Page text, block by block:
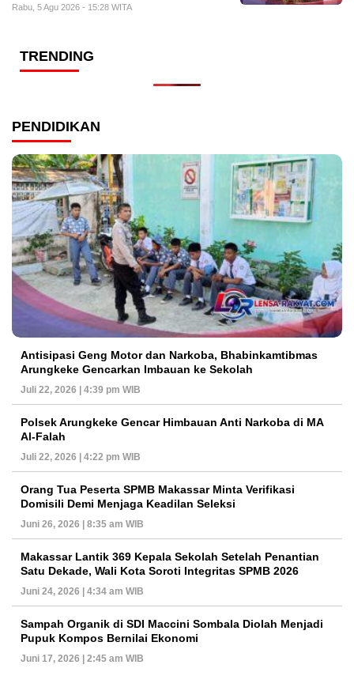
Rabu, 5 Agu 2026 - 15:28 WITA
TRENDING
PENDIDIKAN
Antisipasi Geng Motor dan Narkoba, Bhabinkamtibmas
Arungkeke Gencarkan Imbauan ke Sekolah
Juli 22, 2026 | 4:39 pm WIB
Polsek Arungkeke Gencar Himbauan Anti Narkoba di MA
Al-Falah
Juli 22, 2026 | 4:22 pm WIB
Orang Tua Peserta SPMB Makassar Minta Verifikasi
Domisili Demi Menjaga Keadilan Seleksi
Juni 26, 2026 | 8:35 am WIB
Makassar Lantik 369 Kepala Sekolah Setelah Penantian
Satu Dekade, Wali Kota Soroti Integritas SPMB 2026
Juni 24, 2026 | 4:34 am WIB
Sampah Organik di SDI Maccini Sombala Diolah Menjadi
Pupuk Kompos Bernilai Ekonomi
Juni 17, 2026 | 2:45 am WIB